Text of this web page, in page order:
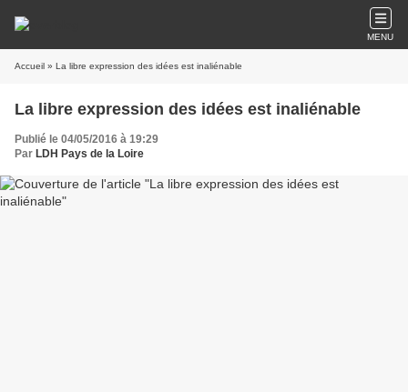
MENU
Accueil » La libre expression des idées est inaliénable
La libre expression des idées est inaliénable
Publié le 04/05/2016 à 19:29
Par LDH Pays de la Loire